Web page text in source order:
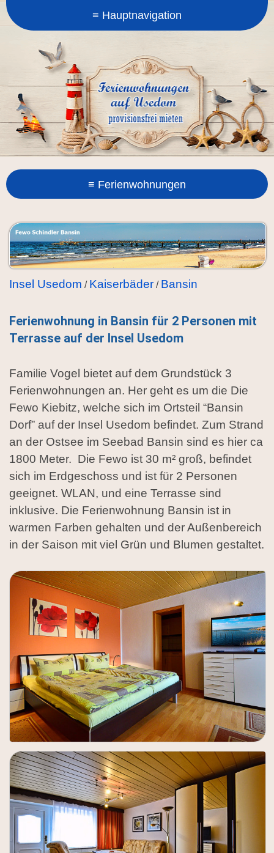
Insel Usedom / Kaiserbäder / Bansin
Ferienwohnung in Bansin für 2 Personen mit
Terrasse auf der Insel Usedom
Familie Vogel bietet auf dem Grundstück 3
Ferienwohnungen an. Her geht es um die Die
Fewo Kiebitz, welche sich im Ortsteil “Bansin
Dorf” auf der Insel Usedom befindet. Zum Strand
an der Ostsee im Seebad Bansin sind es hier ca
1800 Meter. Die Fewo ist 30 m² groß, befindet
sich im Erdgeschoss und ist für 2 Personen
geeignet. WLAN, und eine Terrasse sind
inklusive. Die Ferienwohnung Bansin ist in
warmen Farben gehalten und der Außenbereich
in der Saison mit viel Grün und Blumen gestaltet.